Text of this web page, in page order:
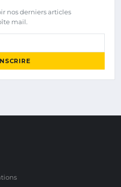
nos derniers articles
mail.